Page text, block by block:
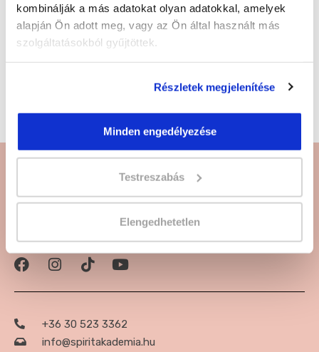
kombinálják a más adatokat olyan adatokkal, amelyek
alapján Ön adott meg, vagy az Ön által használt más
szolgáltatásokból gyűjtöttek.
Részletek megjelenítése
Minden engedélyezése
Testreszabás
Elengedhetetlen
érettségi + előképzettség
weboldalunkon rengeteg tanfolyamot találsz!
Kattints és jelentkezz!
+36 30 523 3362
info@spiritakademia.hu